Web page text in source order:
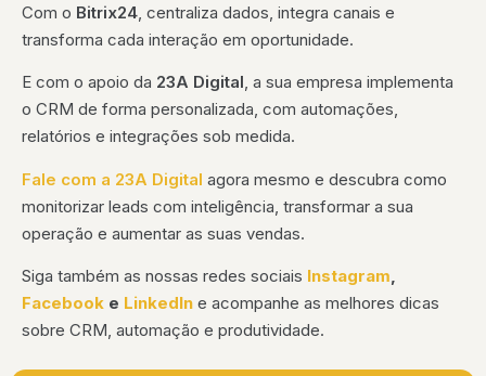
Com o Bitrix24, centraliza dados, integra canais e
transforma cada interação em oportunidade.
E com o apoio da 23A Digital, a sua empresa implementa
o CRM de forma personalizada, com automações,
relatórios e integrações sob medida.
Fale com a 23A Digital agora mesmo e descubra como
monitorizar leads com inteligência, transformar a sua
operação e aumentar as suas vendas.
Siga também as nossas redes sociais Instagram,
Facebook e LinkedIn e acompanhe as melhores dicas
sobre CRM, automação e produtividade.